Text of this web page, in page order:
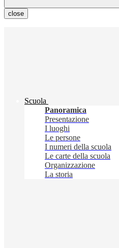
close
Scuola
Panoramica
Presentazione
I luoghi
Le persone
I numeri della scuola
Le carte della scuola
Organizzazione
La storia